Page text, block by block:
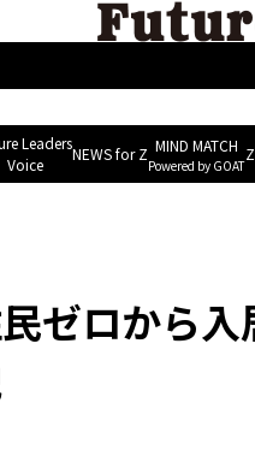
Leaders
Voice
NEWS for Z MIND MATCH
Powered by GOAT
以上の「なりわい住宅」の街に変貌
ゼロから